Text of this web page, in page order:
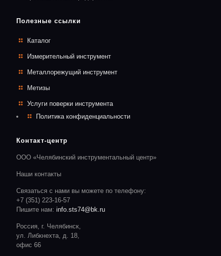
Полезные ссылки
Каталог
Измерительный инструмент
Металлорежущий инструмент
Метизы
Услуги поверки инструмента
Политика конфиденциальности
Контакт-центр
ООО «Челябинский инструментальный центр»
Наши контакты
Связаться с нами вы можете по телефону:
+7 (351) 223-16-57
Пишите нам: info.sts74@bk.ru
Россия, г. Челябинск,
ул. Либкнехта, д. 18,
офис 66